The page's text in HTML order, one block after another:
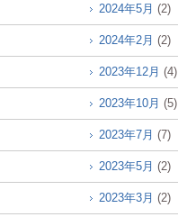
2024年5月 (2)
2024年2月 (2)
2023年12月 (4)
2023年10月 (5)
2023年7月 (7)
2023年5月 (2)
2023年3月 (2)